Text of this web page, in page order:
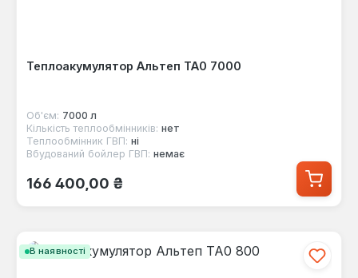
Теплоакумулятор Альтеп ТА0 7000
Об'єм: 7000 л
Кількість теплообмінників: нет
Теплообмінник ГВП: ні
Вбудований бойлер ГВП: немає
Звичайна ціна:
166 400,00 ₴
В наявності